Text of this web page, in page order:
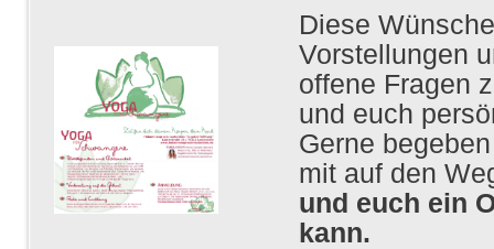
Diese
Vorstellungen
offene Fragen
und euch
Gerne
mit auf den
und euch ein
kann.